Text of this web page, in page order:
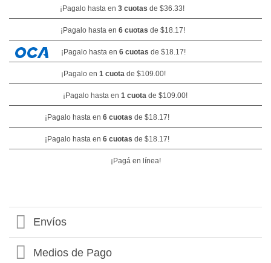
¡Pagalo hasta en 3 cuotas de $36.33!
¡Pagalo hasta en 6 cuotas de $18.17!
¡Pagalo hasta en 6 cuotas de $18.17!
¡Pagalo en 1 cuota de $109.00!
¡Pagalo hasta en 1 cuota de $109.00!
¡Pagalo hasta en 6 cuotas de $18.17!
¡Pagalo hasta en 6 cuotas de $18.17!
¡Pagá en línea!
Envíos
Medios de Pago